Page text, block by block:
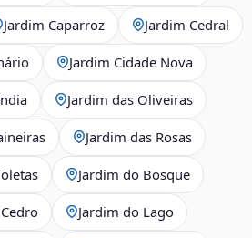
Jardim Caparroz Jardim Cedral
Jardim Cidade Nova
Jardim das Oliveiras
Jardim das Rosas
Jardim do Bosque
Jardim do Lago